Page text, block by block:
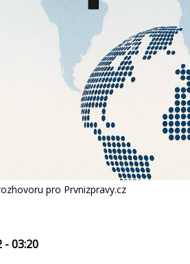
pro Prvnizpravy.cz
- 03:20